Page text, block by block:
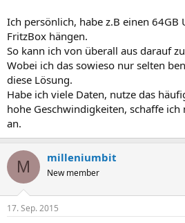
Ich persönlich, habe z.B einen 64GB
FritzBox hängen.
So kann ich von überall aus darauf
Wobei ich das sowieso nur selten
diese Lösung.
Habe ich viele Daten, nutze das
hohe Geschwindigkeiten, schaffe ich
an.
M milleniumbit
New member
17. Sep. 2015